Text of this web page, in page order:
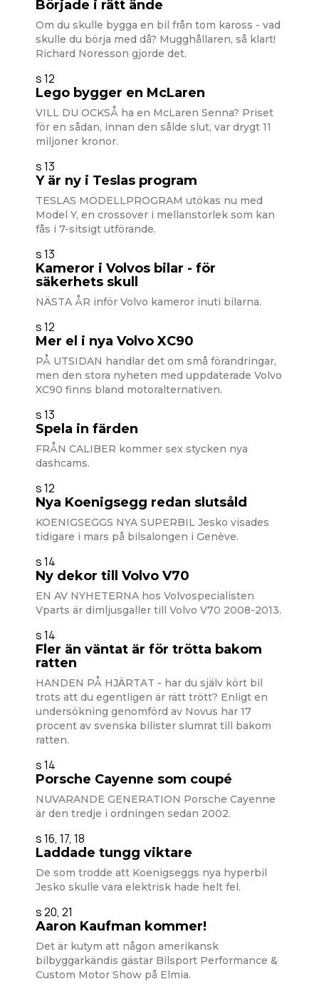
Började i rätt ände
Om du skulle bygga en bil från tom kaross - vad
skulle du börja med då? Mugghållaren, så klart!
Richard Noresson gjorde det.
s 12
Lego bygger en McLaren
VILL DU OCKSÅ ha en McLaren Senna? Priset
för en sådan, innan den sålde slut, var drygt 11
miljoner kronor.
s 13
Y är ny i Teslas program
TESLAS MODELLPROGRAM utökas nu med
Model Y, en crossover i mellanstorlek som kan
fås i 7-sitsigt utförande.
s 13
Kameror i Volvos bilar - för
säkerhets skull
NÄSTA ÅR inför Volvo kameror inuti bilarna.
s 12
Mer el i nya Volvo XC90
PÅ UTSIDAN handlar det om små förändringar,
men den stora nyheten med uppdaterade Volvo
XC90 finns bland motoralternativen.
s 13
Spela in färden
FRÅN CALIBER kommer sex stycken nya
dashcams.
s 12
Nya Koenigsegg redan slutsåld
KOENIGSEGGS NYA SUPERBIL Jesko visades
tidigare i mars på bilsalongen i Genève.
s 14
Ny dekor till Volvo V70
EN AV NYHETERNA hos Volvospecialisten
Vparts är dimljusgaller till Volvo V70 2008-2013.
s 14
Fler än väntat är för trötta bakom
ratten
HANDEN PÅ HJÄRTAT - har du själv kört bil
trots att du egentligen är rätt trött? Enligt en
undersökning genomförd av Novus har 17
procent av svenska bilister slumrat till bakom
ratten.
s 14
Porsche Cayenne som coupé
NUVARANDE GENERATION Porsche Cayenne
är den tredje i ordningen sedan 2002.
s 16, 17, 18
Laddade tungg viktare
De som trodde att Koenigseggs nya hyperbil
Jesko skulle vara elektrisk hade helt fel.
s 20, 21
Aaron Kaufman kommer!
Det är kutym att någon amerikansk
bilbyggarkändis gästar Bilsport Performance &
Custom Motor Show på Elmia.